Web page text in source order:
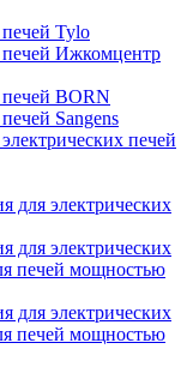
Tylo
печей Ижкомцентр
BORN
Sangens
печей
для электрических
для электрических
печей мощностью
для электрических
печей мощностью